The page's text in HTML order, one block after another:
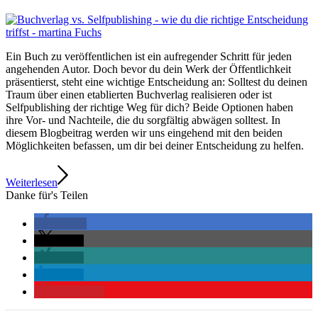
Ein Buch zu veröffentlichen ist ein aufregender Schritt für jeden
angehenden Autor. Doch bevor du dein Werk der Öffentlichkeit
präsentierst, steht eine wichtige Entscheidung an: Solltest du deinen
Traum über einen etablierten Buchverlag realisieren oder ist
Selfpublishing der richtige Weg für dich? Beide Optionen haben
ihre Vor- und Nachteile, die du sorgfältig abwägen solltest. In
diesem Blogbeitrag werden wir uns eingehend mit den beiden
Möglichkeiten befassen, um dir bei deiner Entscheidung zu helfen.
Weiterlesen
Danke für's Teilen